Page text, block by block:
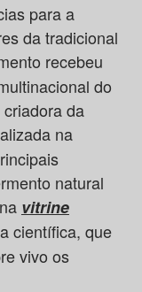
para a
da tradicional
recebeu
do
da
na
natural
vitrine
científica, que
vivo os